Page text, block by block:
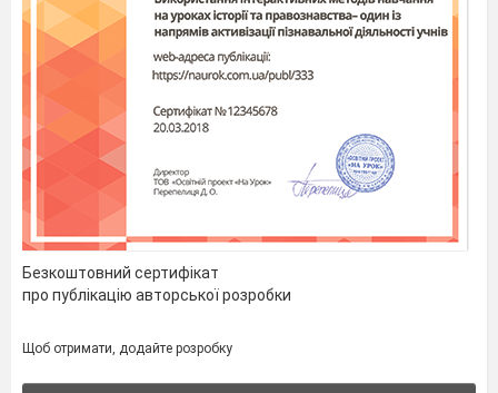
Безкоштовний сертифікат
про публікацію авторської розробки
Щоб отримати, додайте розробку